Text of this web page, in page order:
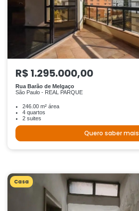
R$ 1.295.000,00
Rua Barão de Melgaço
São Paulo - REAL PARQUE
246.00 m² área
4 quartos
2 suites
Quero saber mais
Casa